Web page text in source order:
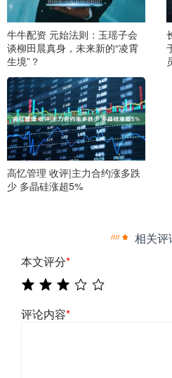
牛牛配资 元始法则：玉瑶子会
谈柳田晨真身，未来新的“凌霄
生境”？
高忆管理 收评|主力合约涨多跌
少 多晶硅涨超5%
相关评
本文评分*
评论内容*